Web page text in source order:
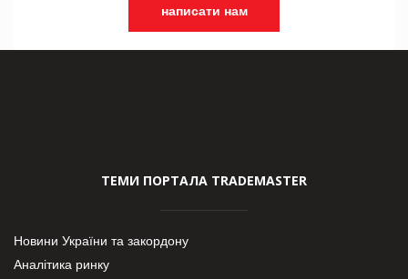
написати нам
ТЕМИ ПОРТАЛА TRADEMASTER
Новини України та закордону
Аналітика ринку